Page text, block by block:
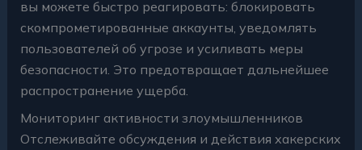
вы можете быстро реагировать: блокировать
скомпрометированные аккаунты, уведомлять
пользователей об угрозе и усиливать меры
безопасности. Это предотвращает дальнейшее
распространение ущерба.
Мониторинг активности злоумышленников
Отслеживайте обсуждения и действия хакерских